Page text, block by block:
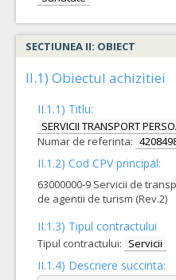
SECTIUNEA II: OBIECT
II.1) Obiectul achizitiei
II.1.1) Titlu:
SERVICII TRANSPORT
Numar de referinta:
II.1.2) Cod CPV principal:
63000000-9 Servicii de
de agentii de turism (Rev.2)
II.1.3) Tipul contractului
Tipul contractului: Servicii
II.1.4) Descriere succinta: